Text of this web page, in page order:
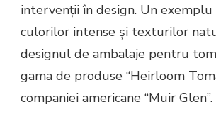
intervenții în design. Un
culorilor intense și texturilor
designul de ambalaje pentru
gama de produse “Heirloom
companiei americane “Muir Glen”.